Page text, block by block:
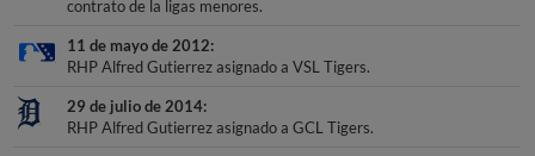
contrato de la ligas menores.
11 de mayo de 2012
RHP Alfred Gutierrez asignado a VSL Tigers.
29 de julio de 2014
RHP Alfred Gutierrez asignado a GCL Tigers.